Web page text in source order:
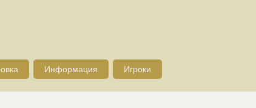
Информация Игроки